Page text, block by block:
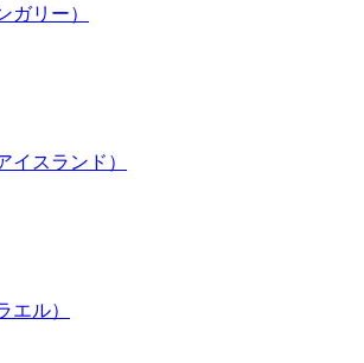
リー）
スランド）
ル）